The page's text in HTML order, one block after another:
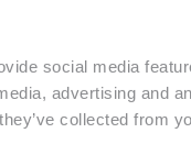
social media
advertising and
collected from
sp. z o.o. jest